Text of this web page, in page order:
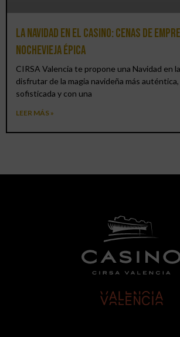
La Navidad en el Casino: cenas de
Nochevieja épica
CIRSA Valencia te propone una Navidad en
disfrutar de la magia navideña más
sofisticada y con una
LEER MÁS »